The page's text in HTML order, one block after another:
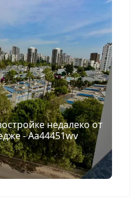
недалеко от
- Aa44451wv